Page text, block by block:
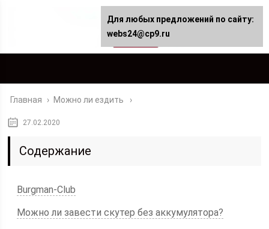
Главная › Можно ли ездить
27.02.2020
Содержание
Burgman-Club
Можно ли завести скутер без аккумулятора?
Для любых предложений по сайту:
webs24@cp9.ru